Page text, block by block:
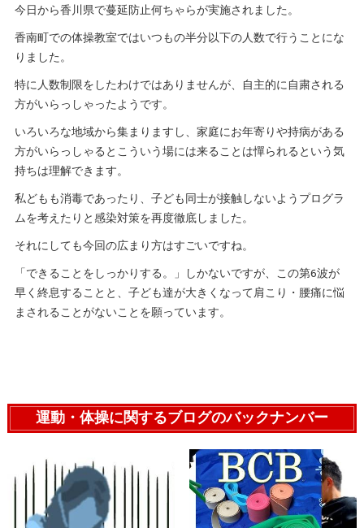
今日から香川県で蔓延防止何ちゃらが実施されました。
香南町での体操教室ではいつもの半分以下の人数で行うことにな
りました。
特に人数制限をしたわけではありませんが、自主的に自粛される
方がいらっしゃったようです。
いろいろな地域から集まりますし、家庭にお年寄りや持病がある
方がいらっしゃるとこういう場には来ることは憚られるという気
持ちは理解できます。
私どもも消毒であったり、子ども同士が接触しないようプログラ
ムを考えたりと感染対策を再度徹底しました。
それにしても今回の広まり方はすごいですね。
「できることをしっかりする。」しかないですが、この第6波が
早く終息することと、子ども達が大きくなって肩こり・腰痛に悩
まされることがないことを願っています。
運動・体操に関するブログのバックナンバー